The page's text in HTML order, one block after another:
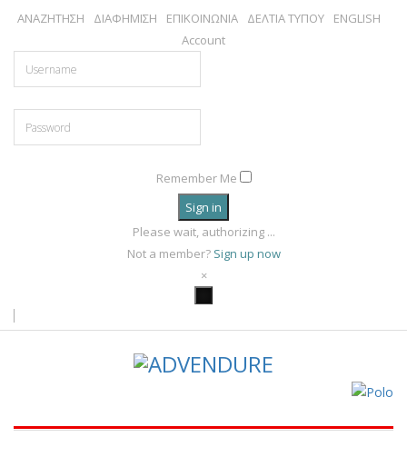
ΑΝΑΖΗΤΗΣΗ ΔΙΑΦΗΜΙΣΗ ΕΠΙΚΟΙΝΩΝΙΑ ΔΕΛΤΙΑ ΤΥΠΟΥ
ENGLISH
Account
Remember Me
Sign in
Please wait, authorizing ...
Not a member? Sign up now
×